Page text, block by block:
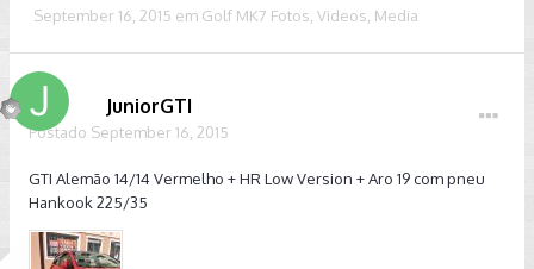
September 16, 2015 em Golf MK7 Fotos, Videos, Media
JuniorGTI
Postado September 16, 2015
GTI Alemão 14/14 Vermelho + HR Low Version + Aro 19 com pneu
Hankook 225/35